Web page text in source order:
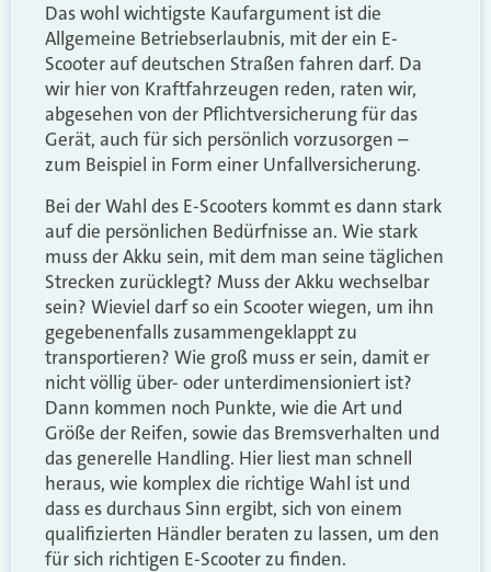
Das wohl wichtigste Kaufargument ist die
Allgemeine Betriebserlaubnis, mit der ein E-
Scooter auf deutschen Straßen fahren darf. Da
wir hier von Kraftfahrzeugen reden, raten wir,
abgesehen von der Pflichtversicherung für das
Gerät, auch für sich persönlich vorzusorgen –
zum Beispiel in Form einer Unfallversicherung.
Bei der Wahl des E-Scooters kommt es dann stark
auf die persönlichen Bedürfnisse an. Wie stark
muss der Akku sein, mit dem man seine täglichen
Strecken zurücklegt? Muss der Akku wechselbar
sein? Wieviel darf so ein Scooter wiegen, um ihn
gegebenenfalls zusammengeklappt zu
transportieren? Wie groß muss er sein, damit er
nicht völlig über- oder unterdimensioniert ist?
Dann kommen noch Punkte, wie die Art und
Größe der Reifen, sowie das Bremsverhalten und
das generelle Handling. Hier liest man schnell
heraus, wie komplex die richtige Wahl ist und
dass es durchaus Sinn ergibt, sich von einem
qualifizierten Händler beraten zu lassen, um den
für sich richtigen E-Scooter zu finden.